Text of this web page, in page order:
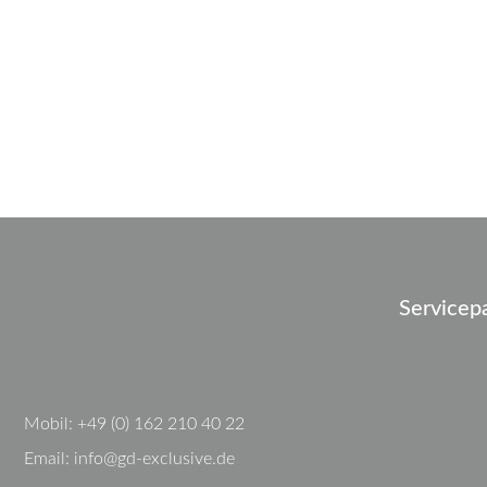
Mobil: +49 (0) 162 210 40 22
Email: info@gd-exclusive.de